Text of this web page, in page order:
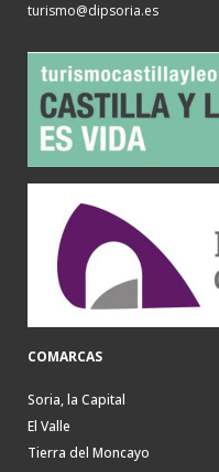
turismo@dipsoria.es
COMARCAS
Soria, la Capital
El Valle
Tierra del Moncayo